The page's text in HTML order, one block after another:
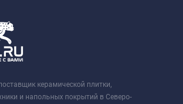
керамической плитки,
и напольных покрытий в Северо-